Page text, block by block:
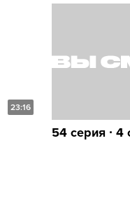
23:16
54 серия ∙ 4